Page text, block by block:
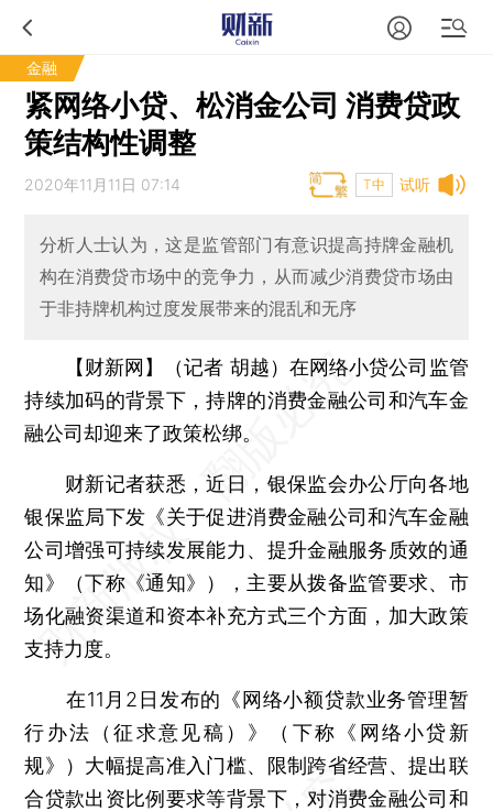
金融
紧网络小贷、松消金公司 消费贷政
策结构性调整
试听
2020年11月11日 07:14 T中
分析人士认为，这是监管部门有意识提高持牌金融机
构在消费贷市场中的竞争力，从而减少消费贷市场由
于非持牌机构过度发展带来的混乱和无序
【财新网】（记者 胡越） 在网络小贷公司监管
持续加码的背景下，持牌的消费金融公司和汽车金
融公司却迎来了政策松绑。
财新记者获悉，近日，银保监会办公厅向各地
银保监局下发《关于促进消费金融公司和汽车金融
公司增强可持续发展能力、提升金融服务质效的通
知》（下称《通知》），主要从拨备监管要求、市
场化融资渠道和资本补充方式三个方面，加大政策
支持力度。
在11月2日发布的《网络小额贷款业务管理暂
行办法（征求意见稿）》（下称《网络小贷新
规》）大幅提高准入门槛、限制跨省经营、提出联
合贷款出资比例要求等背景下，对消费金融公司和